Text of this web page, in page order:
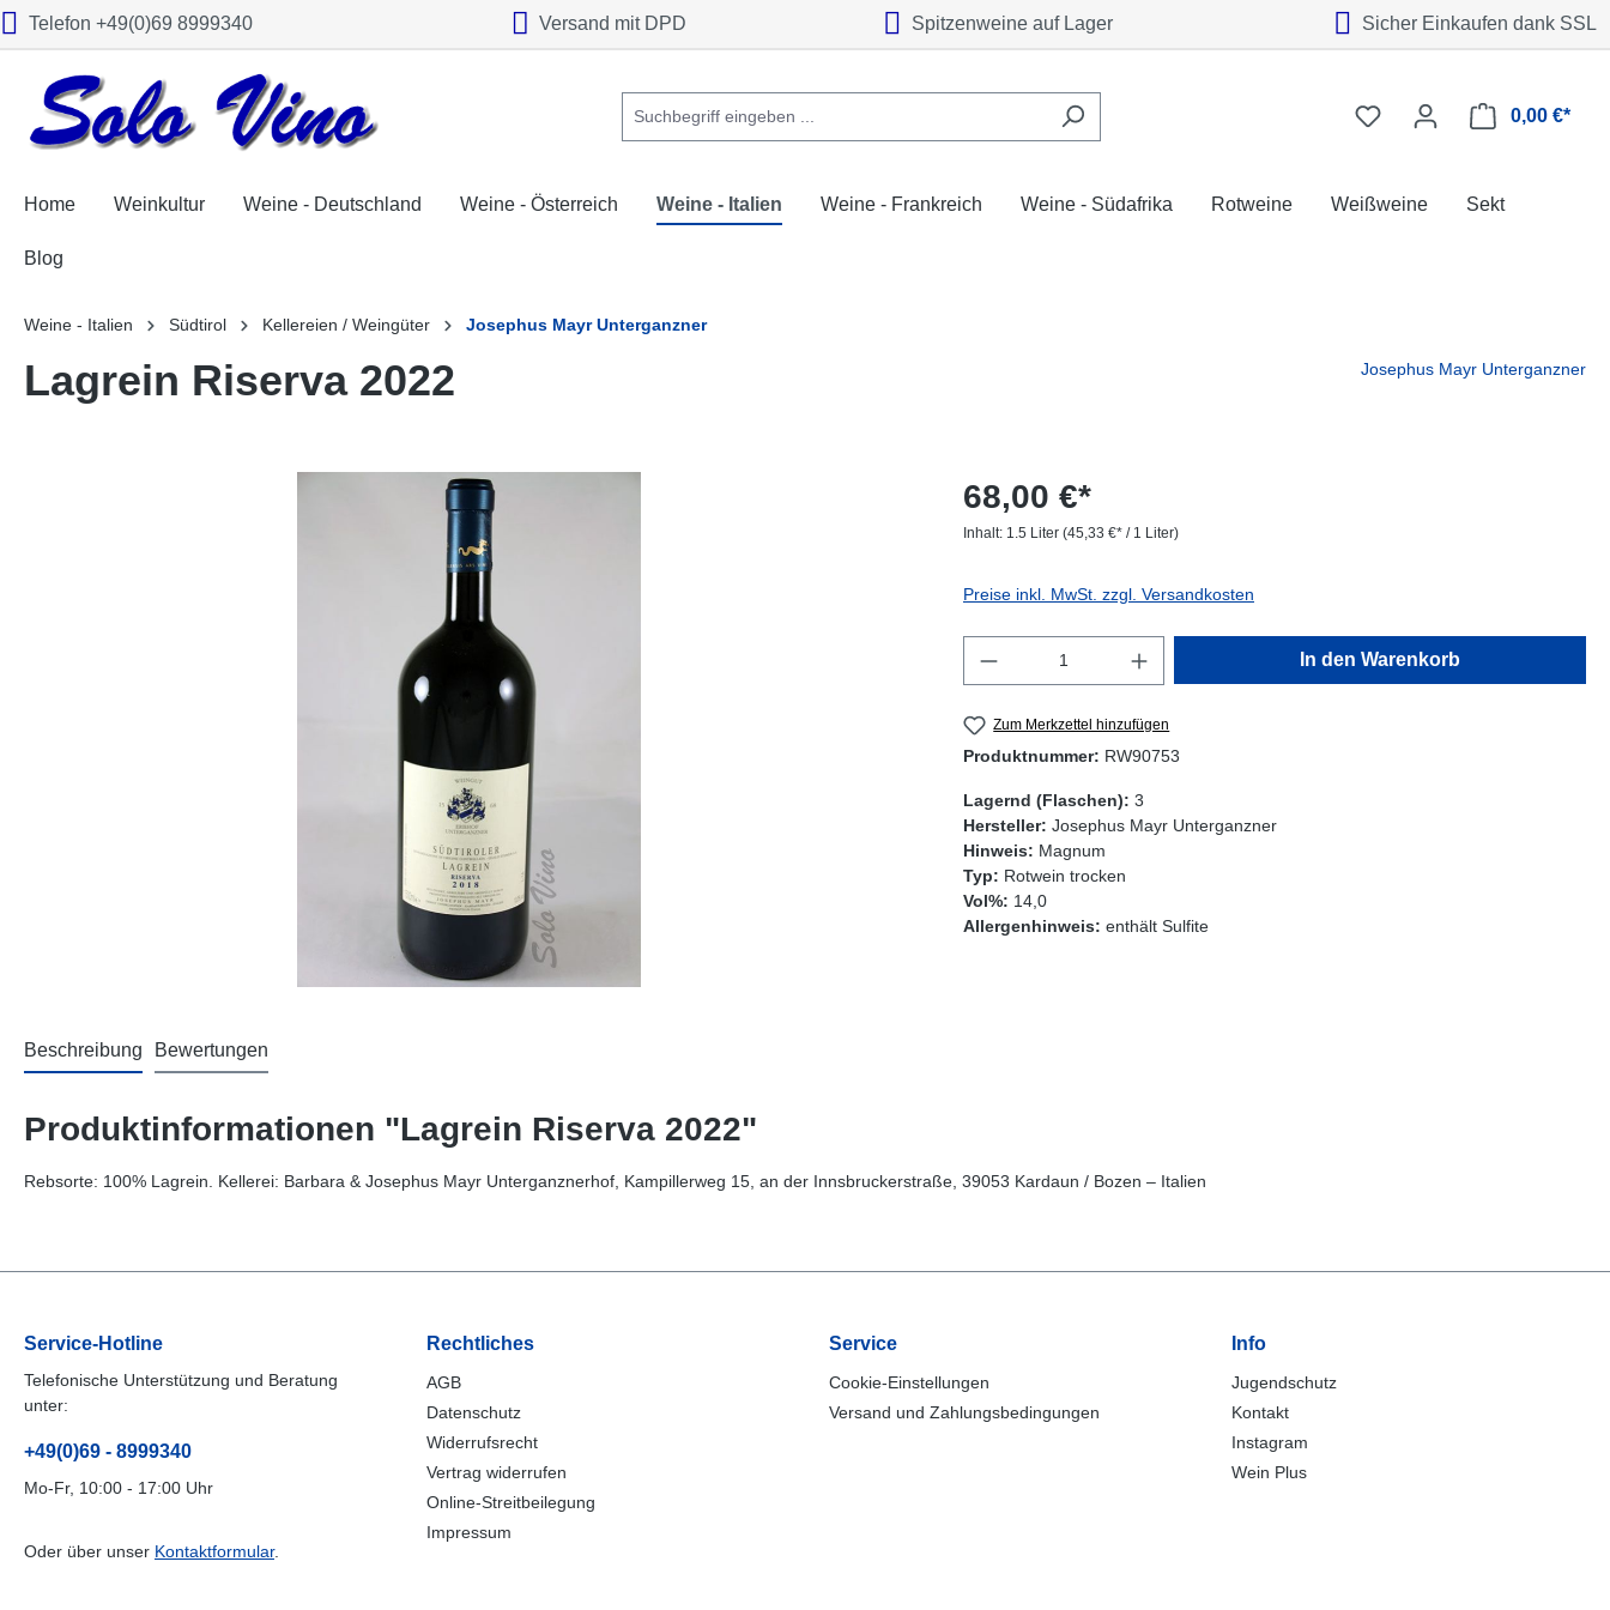
Zur Hauptnavigation springen
Telefon +49(0)69 8999340 Versand mit DPD Spitzenweine auf Lager Sicher Einkaufen dank SSL
0,00 €*
Home Weinkultur Weine - Deutschland Weine - Österreich Weine - Italien Weine - Frankreich Weine - Südafrika Rotweine Weißweine Sekt
Blog
Weine - Italien Südtirol Kellereien / Weingüter Josephus Mayr Unterganzner
Lagrein Riserva 2022 Josephus Mayr Unterganzner
68,00 €*
Inhalt: 1.5 Liter (45,33 €* / 1 Liter)
Preise inkl. MwSt. zzgl. Versandkosten
Produkt Anzahl: Gib den gewünschten Wert ein
In den Warenkorb
Zum Merkzettel hinzufügen
Produktnummer: RW90753
Lagernd (Flaschen): 3
Hersteller: Josephus Mayr Unterganzner
Hinweis: Magnum
Typ: Rotwein trocken
Vol%: 14,0
Allergenhinweis: enthält Sulfite
Beschreibung Bewertungen
Produktinformationen "Lagrein Riserva 2022"
Rebsorte: 100% Lagrein. Kellerei: Barbara & Josephus Mayr Unterganznerhof, Kampillerweg 15, an der Innsbruckerstraße, 39053 Kardaun / Bozen – Italien
Service-Hotline
Telefonische Unterstützung und Beratung
unter:
+49(0)69 - 8999340
Mo-Fr, 10:00 - 17:00 Uhr
Oder über unser Kontaktformular.
Rechtliches
AGB
Datenschutz
Widerrufsrecht
Vertrag widerrufen
Online-Streitbeilegung
Impressum
Service
Cookie-Einstellungen
Versand und Zahlungsbedingungen
Info
Jugendschutz
Kontakt
Instagram
Wein Plus